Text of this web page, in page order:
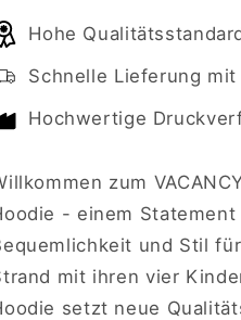
VACANCY
Hoodie
MAMA
AM
MIT
VIER
KINDER
VACANCY
Hoodie
MAMA
AM
MIT
VIER
KINDER
Hohe
Schnelle Lieferung mit
Hochwertige
zum
- einem Statement
und Stil
mit ihren vier
setzt neue